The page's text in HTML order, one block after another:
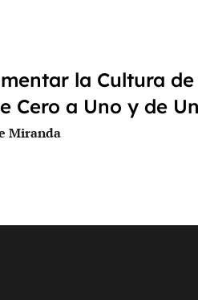
la Cultura de
Cero a Uno y de
Miranda